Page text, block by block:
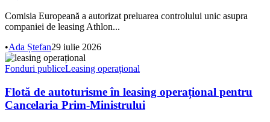
Comisia Europeană a autorizat preluarea controlului unic asupra
companiei de leasing Athlon...
•Ada Ștefan29 iulie 2026
Fonduri publiceLeasing operaţional
Flotă de autoturisme în leasing operațional pentru
Cancelaria Prim-Ministrului